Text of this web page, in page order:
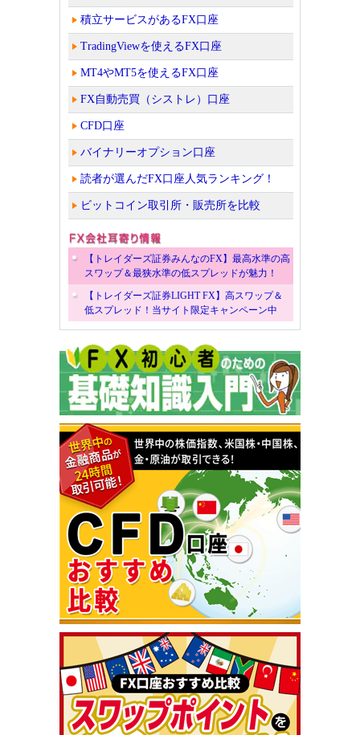
積立サービスがあるFX口座
TradingViewを使えるFX口座
MT4やMT5を使えるFX口座
FX自動売買（シストレ）口座
CFD口座
バイナリーオプション口座
読者が選んだFX口座人気ランキング！
ビットコイン取引所・販売所を比較
【トレイダーズ証券みんなのFX】最高水準の高
スワップ＆最狭水準の低スプレッドが魅力！
【トレイダーズ証券LIGHT FX】高スワップ＆
低スプレッド！当サイト限定キャンペーン中